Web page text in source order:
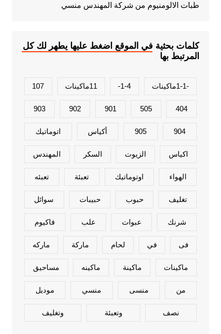
طبات الالومنيوم من شركة المهندس منسي
كلمات بحثية في الموقع اضغط عليها يطهر لك كل
المرتبط بها
-1-1ماكينات 1-4- 11ماكينات 107
404
505
901
902
903
904
905 أكياس اتوماتيك
اكياس الزيوت السكر المهندس
الهواء اوتوماتيك تعبئة تعبئه
تغليف حبوب حبيبات سوائل
شرنك عبوات علب فاكيوم
فى في لحام ماركة ماركه
ماكينات ماكينة ماكينه مساحيق
من منسى منسي موديل
نصف وتعبئة وتغليف